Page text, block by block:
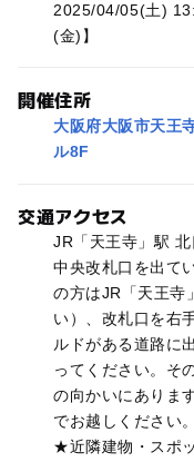
2025/04/05(土)
(金)】
開催住所
大阪府大阪市天王
ル8F
交通アクセス
JR「天王寺」駅
中央改札口を出て
の方はJR「天王寺
い）、改札口を右
ルドがある道路に
ってください。そ
の向かいにありま
でお越しください。
★近隣建物・スポ